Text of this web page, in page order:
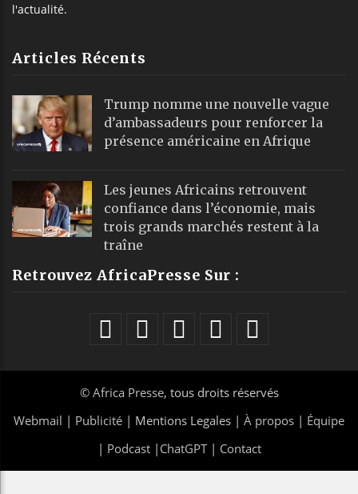
l'actualité.
Articles Récents
Trump nomme une nouvelle vague
d’ambassadeurs pour renforcer la
présence américaine en Afrique
Les jeunes Africains retrouvent
confiance dans l’économie, mais
trois grands marchés restent à la
traîne
Retrouvez AfricaPresse Sur :
© Africa Presse, tous droits réservés
Webmail | Publicité | Mentions Legales | À propos | Équipe
| Podcast| ChatGPT| Contact